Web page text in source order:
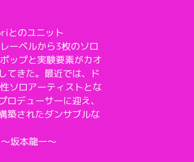
とのユニット
ーベルから3枚のソロ
ップと実験要素がカオ
てきた。最近では、ド
ソロアーティストとな
デューサーに迎え、
築されたダンサブルな
坂本龍一〜